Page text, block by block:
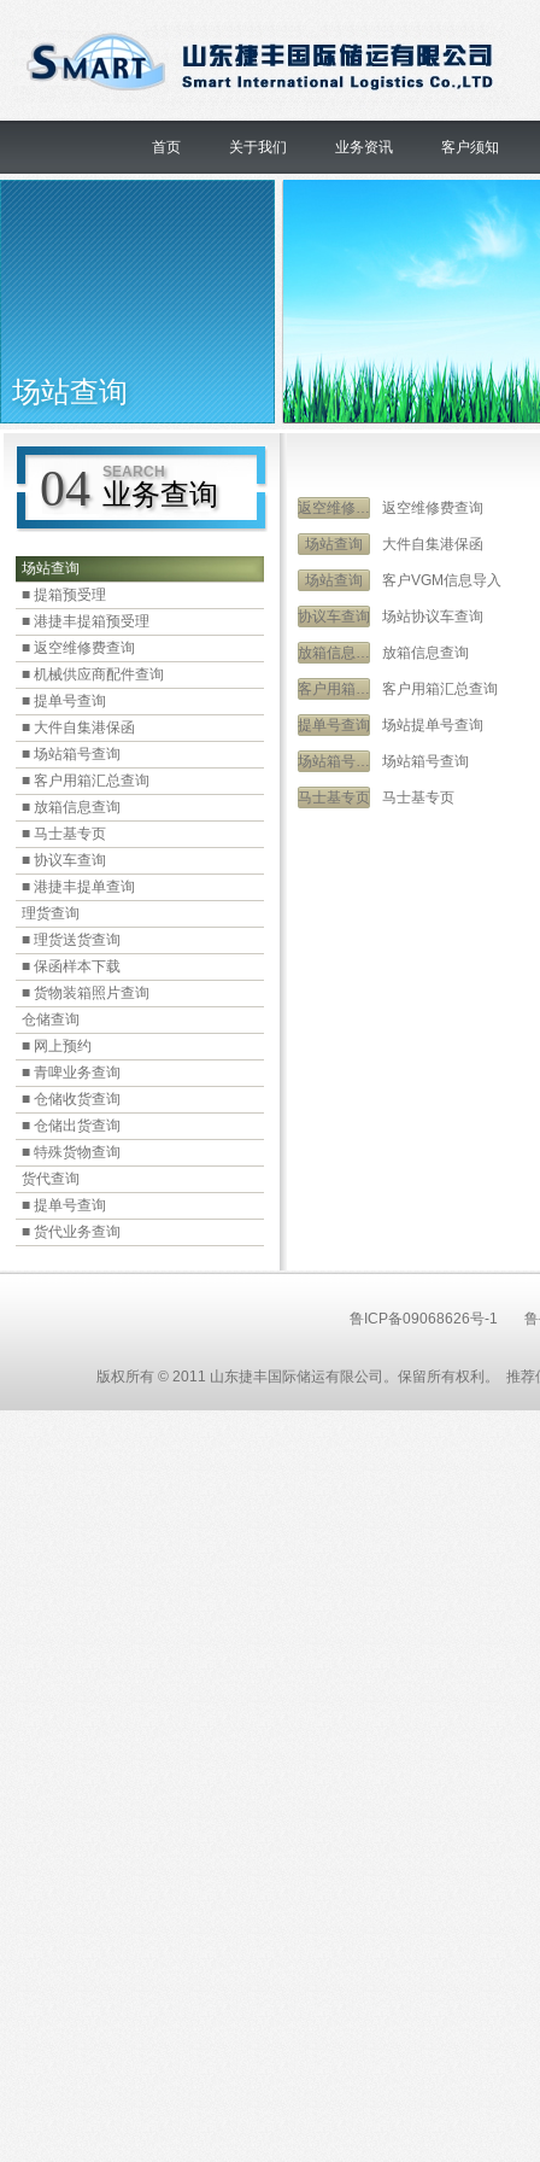
首页 关于我们 业务资讯 客户须知
场站查询
04 SEARCH
业务查询
场站查询
■ 提箱预受理
■ 港捷丰提箱预受理
■ 返空维修费查询
■ 机械供应商配件查询
■ 提单号查询
■ 大件自集港保函
■ 场站箱号查询
■ 客户用箱汇总查询
■ 放箱信息查询
■ 马士基专页
■ 协议车查询
■ 港捷丰提单查询
理货查询
■ 理货送货查询
■ 保函样本下载
■ 货物装箱照片查询
仓储查询
■ 网上预约
■ 青啤业务查询
■ 仓储收货查询
■ 仓储出货查询
■ 特殊货物查询
货代查询
■ 提单号查询
■ 货代业务查询
返空维修费查询 返空维修费查询
场站查询 大件自集港保函
场站查询 客户VGM信息导入
协议车查询 场站协议车查询
放箱信息查询 放箱信息查询
客户用箱汇总查询 客户用箱汇总查询
提单号查询 场站提单号查询
场站箱号查询 场站箱号查询
马士基专页 马士基专页
鲁ICP备09068626号-1
版权所有 © 2011 山东捷丰国际储运有限公司。保留所有权利。 推